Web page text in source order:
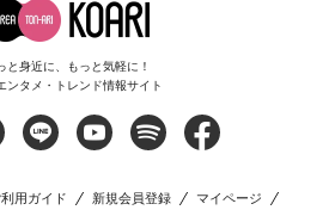
と身近に、もっと気軽に！
ンタメ・トレンド情報サイト
利用ガイド 新規会員登録
マイページ